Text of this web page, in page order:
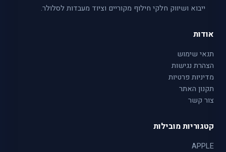
ייבוא ושיווק חלקי חילוף מקוריים וציוד מעבדות לסלולר.
אודות
תנאי שימוש
הצהרת נגישות
מדיניות פרטיות
תקנון האתר
צור קשר
קטגוריות מובילות
APPLE